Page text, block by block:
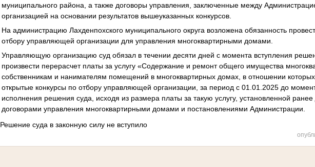
муниципального района, а также договоры управления, заключенные между
организацией на основании результатов вышеуказанных конкурсов.
На администрацию Лахденпохского муниципального округа возложена обязанность
отбору управляющей организации для управления многоквартирными домами.
Управляющую организацию суд обязал в течении десяти дней с момента вступления
произвести перерасчет платы за услугу «Содержание и ремонт общего имущества
собственникам и нанимателям помещений в многоквартирных домах, в отношении
открытые конкурсы по отбору управляющей организации, за период с 01.01.2025 до
исполнения решения суда, исходя из размера платы за такую услугу, установленной
договорами управления многоквартирными домами и постановлениями Администрации.
Решение суда в законную силу не вступило